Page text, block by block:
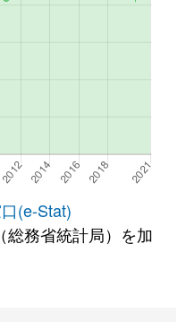
(e-Stat)
総務省統計局）を加